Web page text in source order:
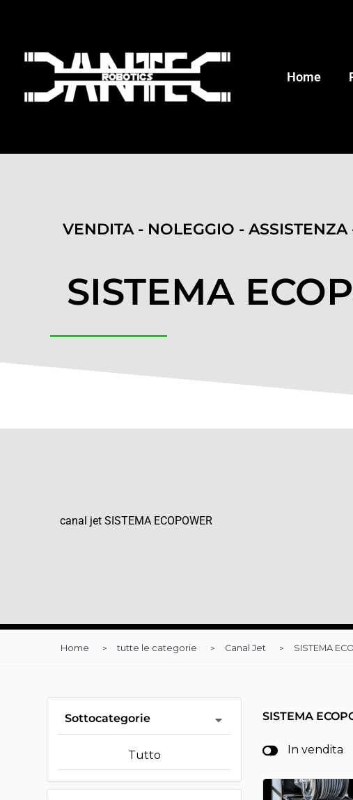
Home
VENDITA - NOLEGGIO - ASSISTENZA
SISTEMA
canal jet SISTEMA ECOPOWER
Home tutte le categorie Canal Jet SISTEMA
Sottocategorie
Tutto
SISTEMA
In vendita